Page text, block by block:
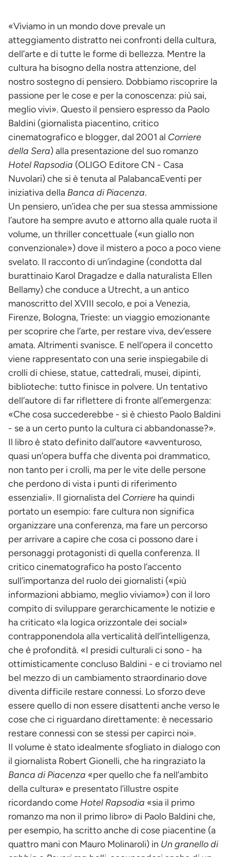
«Viviamo in un mondo dove prevale un
atteggiamento distratto nei confronti della cultura,
dell’arte e di tutte le forme di bellezza. Mentre la
cultura ha bisogno della nostra attenzione, del
nostro sostegno di pensiero. Dobbiamo riscoprire la
passione per le cose e per la conoscenza: più sai,
meglio vivi». Questo il pensiero espresso da Paolo
Baldini (giornalista piacentino, critico
cinematografico e blogger, dal 2001 al Corriere
della Sera) alla presentazione del suo romanzo
Hotel Rapsodia (OLIGO Editore CN - Casa
Nuvolari) che si è tenuta al PalabancaEventi per
iniziativa della Banca di Piacenza.
Un pensiero, un’idea che per sua stessa ammissione
l’autore ha sempre avuto e attorno alla quale ruota il
volume, un thriller concettuale («un giallo non
convenzionale») dove il mistero a poco a poco viene
svelato. Il racconto di un’indagine (condotta dal
burattinaio Karol Dragadze e dalla naturalista Ellen
Bellamy) che conduce a Utrecht, a un antico
manoscritto del XVIII secolo, e poi a Venezia,
Firenze, Bologna, Trieste: un viaggio emozionante
per scoprire che l’arte, per restare viva, dev’essere
amata. Altrimenti svanisce. E nell’opera il concetto
viene rappresentato con una serie inspiegabile di
crolli di chiese, statue, cattedrali, musei, dipinti,
biblioteche: tutto finisce in polvere. Un tentativo
dell’autore di far riflettere di fronte all’emergenza:
«Che cosa succederebbe - si è chiesto Paolo Baldini
- se a un certo punto la cultura ci abbandonasse?».
Il libro è stato definito dall’autore «avventuroso,
quasi un’opera buffa che diventa poi drammatico,
non tanto per i crolli, ma per le vite delle persone
che perdono di vista i punti di riferimento
essenziali». Il giornalista del Corriere ha quindi
portato un esempio: fare cultura non significa
organizzare una conferenza, ma fare un percorso
per arrivare a capire che cosa ci possono dare i
personaggi protagonisti di quella conferenza. Il
critico cinematografico ha posto l’accento
sull’importanza del ruolo dei giornalisti («più
informazioni abbiamo, meglio viviamo») con il loro
compito di sviluppare gerarchicamente le notizie e
ha criticato «la logica orizzontale dei social»
contrapponendola alla verticalità dell’intelligenza,
che è profondità. «I presidi culturali ci sono - ha
ottimisticamente concluso Baldini - e ci troviamo nel
bel mezzo di un cambiamento straordinario dove
diventa difficile restare connessi. Lo sforzo deve
essere quello di non essere disattenti anche verso le
cose che ci riguardano direttamente: è necessario
restare connessi con se stessi per capirci noi».
Il volume è stato idealmente sfogliato in dialogo con
il giornalista Robert Gionelli, che ha ringraziato la
Banca di Piacenza «per quello che fa nell’ambito
della cultura» e presentato l’illustre ospite
ricordando come Hotel Rapsodia «sia il primo
romanzo ma non il primo libro» di Paolo Baldini che,
per esempio, ha scritto anche di cose piacentine (a
quattro mani con Mauro Molinaroli) in Un granello di